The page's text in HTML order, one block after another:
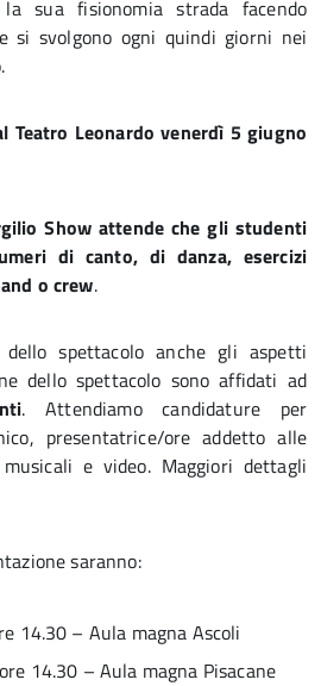
sua fisionomia strada facendo
si svolgono ogni quindi giorni nei
Teatro Leonardo venerdì 5 giugno
Show attende che gli studenti
di canto, di danza, esercizi
o crew.
spettacolo anche gli aspetti
dello spettacolo sono affidati ad
. Attendiamo candidature per
presentatrice/ore addetto alle
e video. Maggiori dettagli
saranno:
14.30 – Aula magna Ascoli
14.30 – Aula magna Pisacane